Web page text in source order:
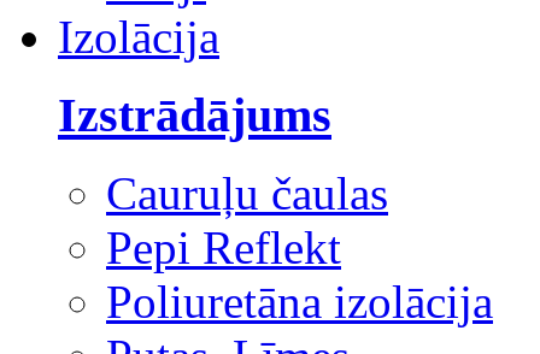
Izolācija
Izstrādājums
Cauruļu čaulas
Pepi Reflekt
Poliuretāna izolācija